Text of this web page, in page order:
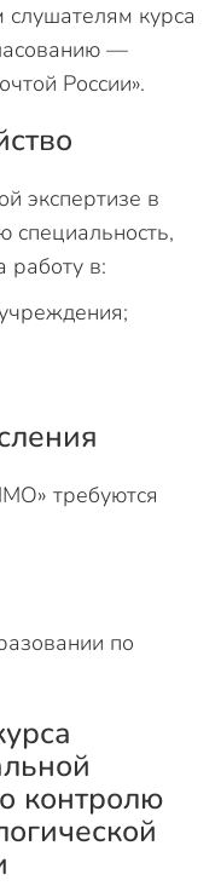
курса
—
России».
экспертизе в
специальность,
работу в:
требуются
по
контролю